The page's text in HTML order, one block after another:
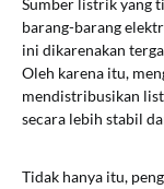
Sumber listrik yang
barang-barang
ini dikarenakan
Oleh karena itu,
mendistribusikan
secara lebih stabil
Tidak hanya itu,